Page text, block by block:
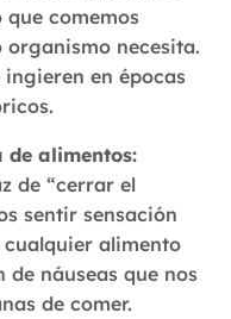
que comemos
organismo necesita.
ingieren en épocas
de alimentos:
de “cerrar el
sentir sensación
alimento
de náuseas que nos
de comer.